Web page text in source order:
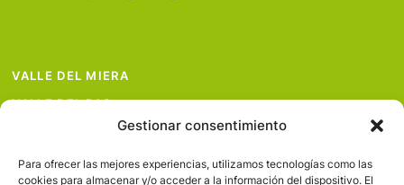
Gestionar consentimiento
Para ofrecer las mejores experiencias, utilizamos tecnologías como las
cookies para almacenar y/o acceder a la información del dispositivo. El
VALLE DEL MIERA
VALLE DEL PAS
VALLE DEL PISUEÑA
PROYECTOS